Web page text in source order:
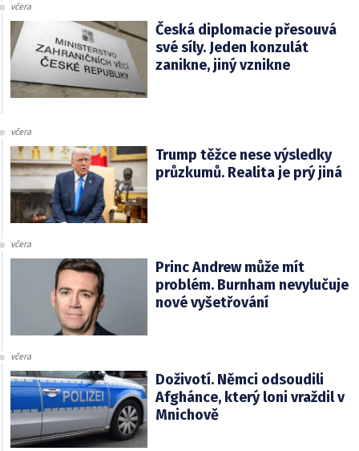
včera
Česká diplomacie přesouvá
své síly. Jeden konzulát
zanikne, jiný vznikne
včera
Trump těžce nese výsledky
průzkumů. Realita je prý jiná
včera
Princ Andrew může mít
problém. Burnham nevylučuje
nové vyšetřování
včera
Doživotí. Němci odsoudili
Afghánce, který loni vraždil v
Mnichově